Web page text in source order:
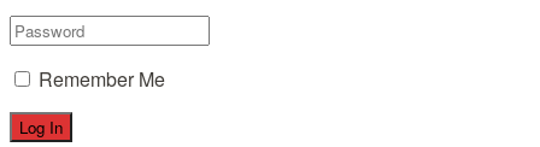
Remember Me